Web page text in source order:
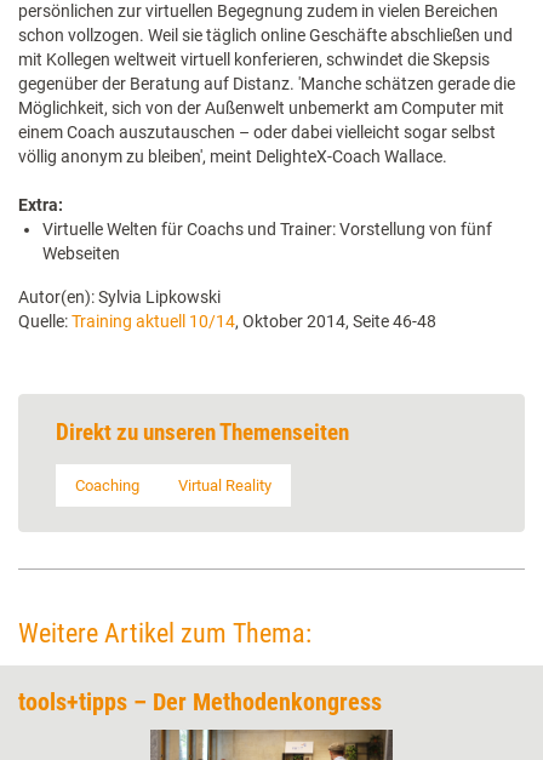
persönlichen zur virtuellen Begegnung zudem in vielen Bereichen
schon vollzogen. Weil sie täglich online Geschäfte abschließen und
mit Kollegen weltweit virtuell konferieren, schwindet die Skepsis
gegenüber der Beratung auf Distanz. 'Manche schätzen gerade die
Möglichkeit, sich von der Außenwelt unbemerkt am Computer mit
einem Coach auszutauschen – oder dabei vielleicht sogar selbst
völlig anonym zu bleiben', meint DelighteX-Coach Wallace.
Extra:
Virtuelle Welten für Coachs und Trainer: Vorstellung von fünf
Webseiten
Autor(en): Sylvia Lipkowski
Quelle:Training aktuell 10/14, Oktober 2014, Seite 46-48
Direkt zu unseren Themenseiten
Coaching Virtual Reality
Weitere Artikel zum Thema:
tools+tipps – Der Methodenkongress